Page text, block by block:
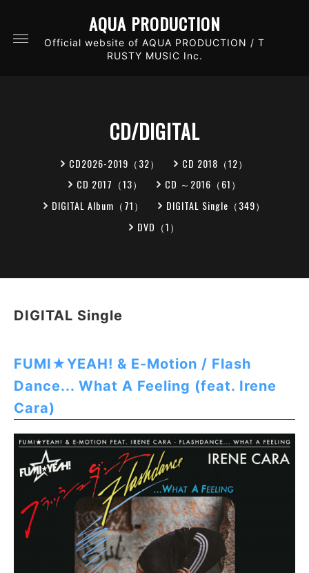
AQUA PRODUCTION
Official website of AQUA PRODUCTION / T
RUSTY MUSIC Inc.
CD/DIGITAL
CD2026-2019（32）
CD 2018（12）
CD 2017（13）
CD ～2016（61）
DIGITAL Album（71）
DIGITAL Single（349）
DVD（1）
DIGITAL Single
FUMI★YEAH! & E-Motion / Flash
Dance... What A Feeling (feat. Irene
Cara)